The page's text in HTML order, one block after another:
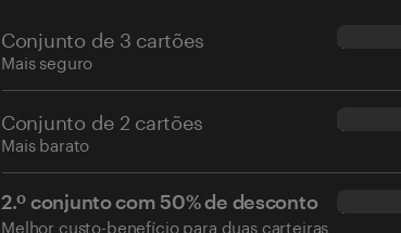
Conjunto de 3 cartões
Mais seguro
$69.90
Conjunto de 2 cartões
Mais barato
$54.90
2.º conjunto com 50% de desconto
Melhor custo-benefício para duas carteiras
$34.95